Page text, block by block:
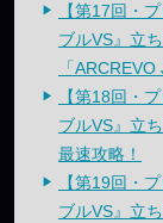
【第17回・
ブルVS』立
「
【第18回・
ブルVS』立
最速攻略！
【第19回・
ブルVS』立